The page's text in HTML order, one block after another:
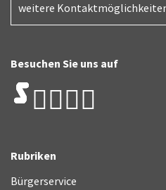
weitere
Besuchen Sie uns auf
Rubriken
Bürgerservice